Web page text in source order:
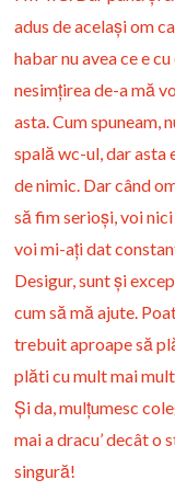
adus de același om
habar nu avea ce e
nesimțirea de-a mă
asta. Cum spuneam,
spală wc-ul, dar asta
de nimic. Dar când
să fim serioși, voi
voi mi-ați dat
Desigur, sunt și
cum să mă ajute.
trebuit aproape să
plăti cu mult mai
Și da, mulțumesc
mai a dracu’ decât o
singură!